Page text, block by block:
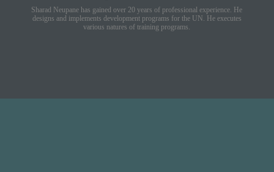
Sharad Neupane has gained over 20 years of professional experience. He
designs and implements development programs for the UN. He executes
various natures of training programs.